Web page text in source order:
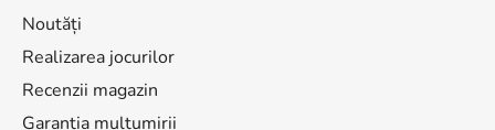
Noutăți
Realizarea jocurilor
Recenzii magazin
Garanția mulțumirii